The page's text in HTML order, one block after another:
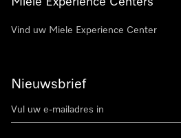
Vind uw Miele Experience Center
Nieuwsbrief